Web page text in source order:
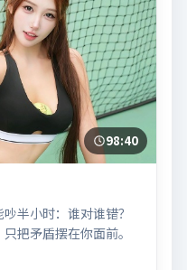
98:40
半小时：谁对谁错？
把矛盾摆在你面前。